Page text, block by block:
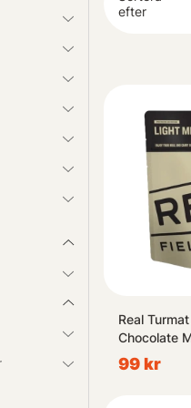
Vår
entusiastiska
efter
Real
Chocolate
99 kr